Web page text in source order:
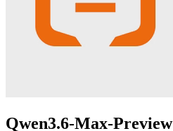
Qwen3.6-Max-Preview